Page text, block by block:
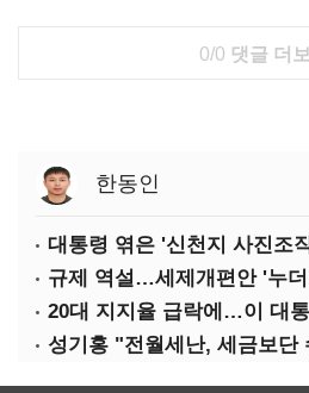
0/0 댓글 더보
한동인
규제 역설…세제개편안 '누
20대 지지율 급락에…이 대